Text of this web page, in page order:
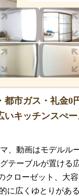
都市ガス・礼金0
いキッチンスぺ
、動画はモデルル
テーブルが置ける
クローゼット、大
に広くゆとりがあ